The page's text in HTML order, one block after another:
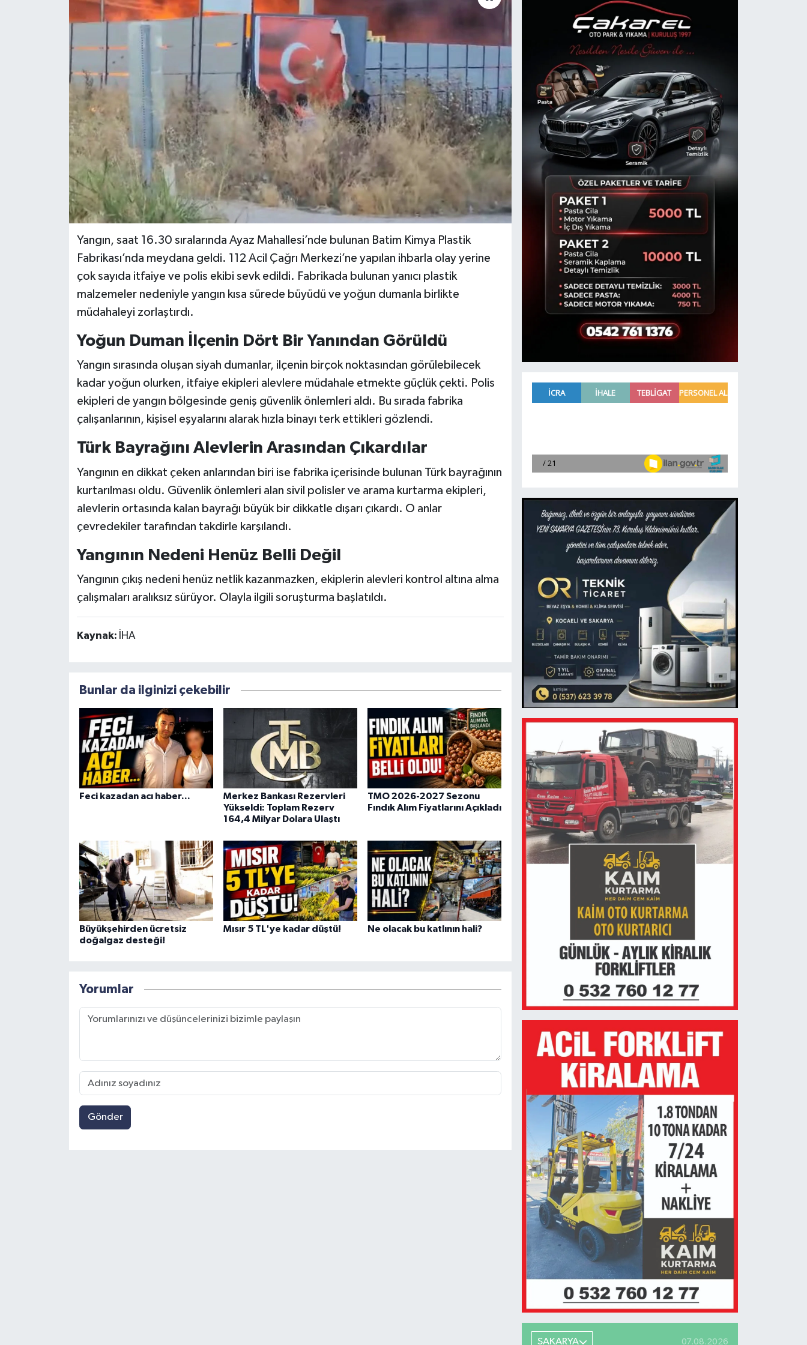
Yangın, saat 16.30 sıralarında Ayaz Mahallesi’nde bulunan Batim Kimya Plastik
Fabrikası’nda meydana geldi. 112 Acil Çağrı Merkezi’ne yapılan ihbarla olay yerine
çok sayıda itfaiye ve polis ekibi sevk edildi. Fabrikada bulunan yanıcı plastik
malzemeler nedeniyle yangın kısa sürede büyüdü ve yoğun dumanla birlikte
müdahaleyi zorlaştırdı.
Yoğun Duman İlçenin Dört Bir Yanından Görüldü
Yangın sırasında oluşan siyah dumanlar, ilçenin birçok noktasından görülebilecek
kadar yoğun olurken, itfaiye ekipleri alevlere müdahale etmekte güçlük çekti. Polis
ekipleri de yangın bölgesinde geniş güvenlik önlemleri aldı. Bu sırada fabrika
çalışanlarının, kişisel eşyalarını alarak hızla binayı terk ettikleri gözlendi.
Türk Bayrağını Alevlerin Arasından Çıkardılar
Yangının en dikkat çeken anlarından biri ise fabrika içerisinde bulunan Türk bayrağının
kurtarılması oldu. Güvenlik önlemleri alan sivil polisler ve arama kurtarma ekipleri,
alevlerin ortasında kalan bayrağı büyük bir dikkatle dışarı çıkardı. O anlar
çevredekiler tarafından takdirle karşılandı.
Yangının Nedeni Henüz Belli Değil
Yangının çıkış nedeni henüz netlik kazanmazken, ekiplerin alevleri kontrol altına alma
çalışmaları aralıksız sürüyor. Olayla ilgili soruşturma başlatıldı.
Kaynak: İHA
Bunlar da ilginizi çekebilir
Feci kazadan acı haber...
Merkez Bankası Rezervleri
Yükseldi: Toplam Rezerv
164,4 Milyar Dolara Ulaştı
TMO 2026-2027 Sezonu
Fındık Alım Fiyatlarını Açıkladı
Büyükşehirden ücretsiz
doğalgaz desteği!
Mısır 5 TL'ye kadar düştü! Ne olacak bu katlının hali?
Yorumlar
Gönder
SAKARYA 07.08.2026